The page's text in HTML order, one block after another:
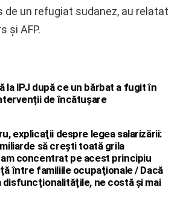
un refugiat sudanez, au relatat
și AFP.
la IPJ după ce un bărbat a fugit în
de încătușare
explicaţii despre legea salarizării:
să creşti toată grila
am concentrat pe acest principiu
între familiile ocupaţionale / Dacă
disfuncţionalităţile, ne costă şi mai